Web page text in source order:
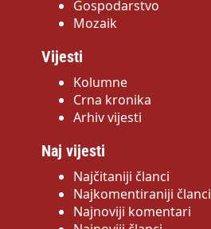
Gospodarstvo
Mozaik
Vijesti
Kolumne
Crna kronika
Arhiv vijesti
Naj vijesti
Najčitaniji članci
Najkomentiraniji članci
Najnoviji komentari